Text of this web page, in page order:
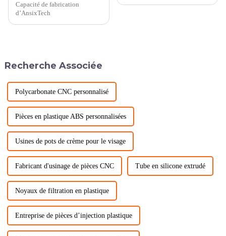
Capacité de fabrication
d’AnsixTech
Recherche Associée
Polycarbonate CNC personnalisé
Pièces en plastique ABS personnalisées
Usines de pots de crème pour le visage
Fabricant d'usinage de pièces CNC Tube en silicone extrudé
Noyaux de filtration en plastique
Entreprise de pièces d’injection plastique